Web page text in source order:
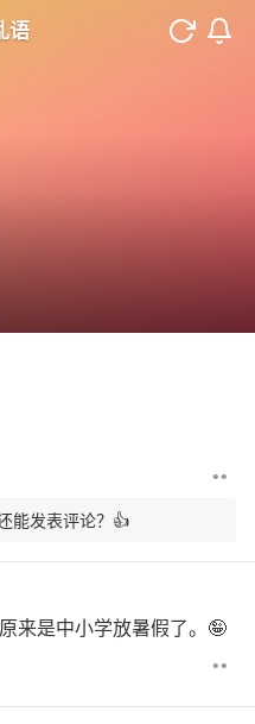
语
••
能发表评论？👍
来是中小学放暑假了。🤪
••